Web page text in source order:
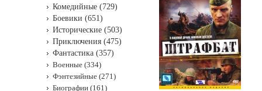
Комедийные (729)
Боевики (651)
Исторические (503)
Приключения (475)
Фантастика (357)
Военные (334)
Фэнтезийные (271)
Биографии (161)